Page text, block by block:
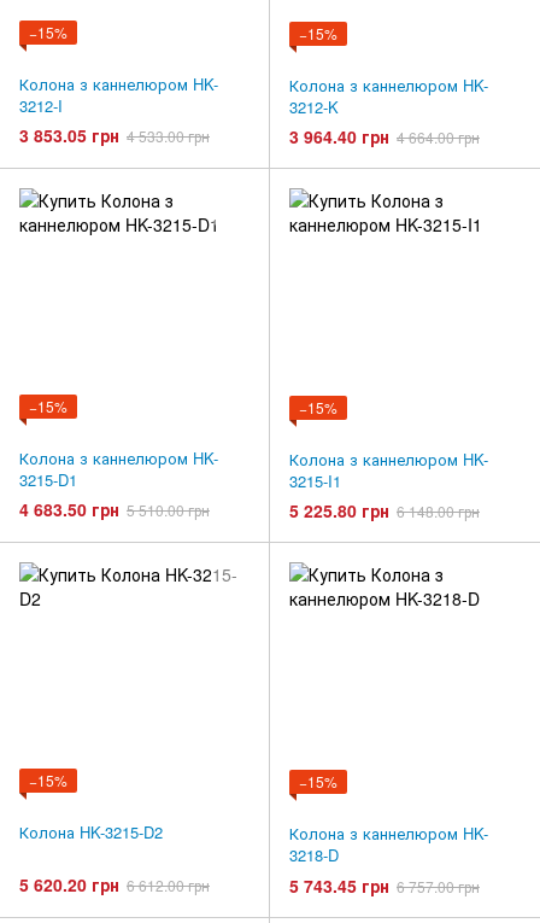
−15%
Колона з каннелюром HK-
3212-I
3 853.05 грн 4 533.00 грн
−15%
Колона з каннелюром HK-
3212-K
3 964.40 грн 4 664.00 грн
−15%
Колона з каннелюром HK-
3215-D1
4 683.50 грн 5 510.00 грн
−15%
Колона з каннелюром HK-
3215-I1
5 225.80 грн 6 148.00 грн
−15%
Колона HK-3215-D2
5 620.20 грн 6 612.00 грн
−15%
Колона з каннелюром HK-
3218-D
5 743.45 грн 6 757.00 грн